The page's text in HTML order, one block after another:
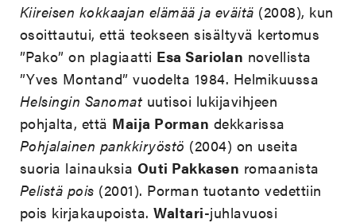
Kiireisen kokkaajan elämää ja eväitä (2008), kun
osoittautui, että teokseen sisältyvä kertomus
”Pako” on plagiaatti Esa Sariolan novellista
”Yves Montand” vuodelta 1984. Helmikuussa
Helsingin Sanomat uutisoi lukijavihjeen
pohjalta, että Maija Porman dekkarissa
Pohjalainen pankkiryöstö (2004) on useita
suoria lainauksia Outi Pakkasen romaanista
Pelistä pois (2001). Porman tuotanto vedettiin
pois kirjakaupoista.Waltari-juhlavuosi